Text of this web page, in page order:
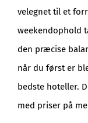
velegnet til et
weekendophold
den præcise
når du først er
bedste hoteller.
med priser på